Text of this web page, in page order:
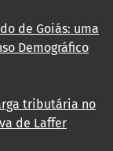
de Goiás: uma
Demográfico
tributária no
de Laffer